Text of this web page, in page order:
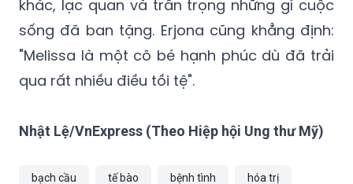
"Melissa là một cô bé hạnh phúc dù đã trải
qua rất nhiều điều tồi tệ".
Nhật Lệ/VnExpress (Theo Hiệp hội Ung thư Mỹ)
bạch cầu tế bào bệnh tình
hóa trị